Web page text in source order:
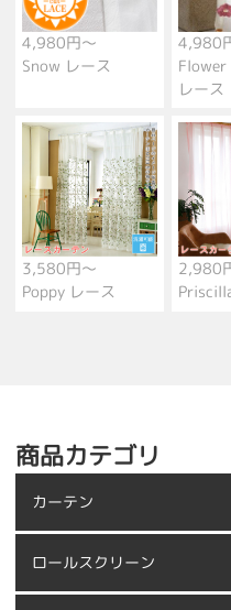
4,980円～
Snow レース
4,980
Flower
レース
3,580円～
Poppy レース
2,980
商品カテゴリ
カーテン
ロールスクリーン